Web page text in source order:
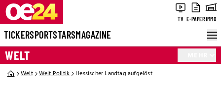
TV E-PAPERIMMO
TICKERSPORTSTARSMAGAZINE
WELT
Welt Welt Politik Hessischer Landtag aufgelöst